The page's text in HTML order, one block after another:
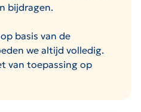
bijdragen.
basis van de
we altijd volledig.
van toepassing op